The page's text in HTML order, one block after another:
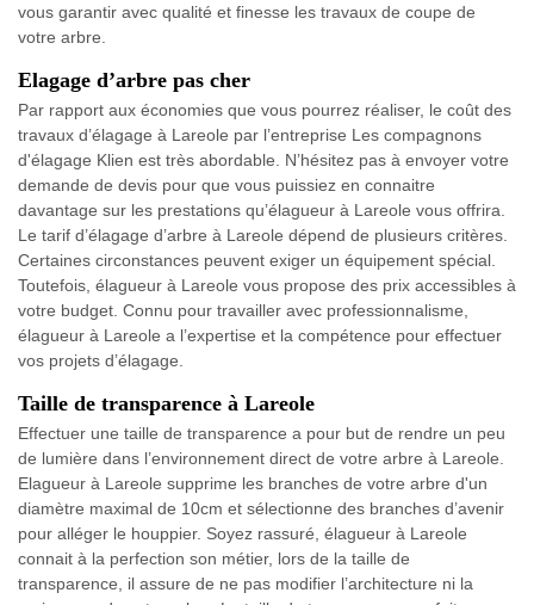
vous garantir avec qualité et finesse les travaux de coupe de
votre arbre.
Elagage d’arbre pas cher
Par rapport aux économies que vous pourrez réaliser, le coût des
travaux d’élagage à Lareole par l’entreprise Les compagnons
d'élagage Klien est très abordable. N’hésitez pas à envoyer votre
demande de devis pour que vous puissiez en connaitre
davantage sur les prestations qu’élagueur à Lareole vous offrira.
Le tarif d’élagage d’arbre à Lareole dépend de plusieurs critères.
Certaines circonstances peuvent exiger un équipement spécial.
Toutefois, élagueur à Lareole vous propose des prix accessibles à
votre budget. Connu pour travailler avec professionnalisme,
élagueur à Lareole a l’expertise et la compétence pour effectuer
vos projets d’élagage.
Taille de transparence à Lareole
Effectuer une taille de transparence a pour but de rendre un peu
de lumière dans l’environnement direct de votre arbre à Lareole.
Elagueur à Lareole supprime les branches de votre arbre d'un
diamètre maximal de 10cm et sélectionne des branches d’avenir
pour alléger le houppier. Soyez rassuré, élagueur à Lareole
connait à la perfection son métier, lors de la taille de
transparence, il assure de ne pas modifier l’architecture ni la